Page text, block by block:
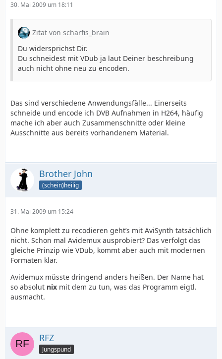
30. Mai 2009 um 18:11
Zitat von scharfis_brain
Du widersprichst Dir.
Du schneidest mit VDub ja laut Deiner beschreibung
auch nicht ohne neu zu encoden.
Das sind verschiedene Anwendungsfälle... Einerseits
schneide und encode ich DVB Aufnahmen in H264, häufig
mache ich aber auch Zusammenschnitte oder kleine
Ausschnitte aus bereits vorhandenem Material.
Brother John
(schein)heilig
31. Mai 2009 um 15:24
Ohne komplett zu recodieren geht’s mit AviSynth tatsächlich
nicht. Schon mal Avidemux ausprobiert? Das verfolgt das
gleiche Prinzip wie VDub, kommt aber auch mit modernen
Formaten klar.
Avidemux müsste dringend anders heißen. Der Name hat
so absolut nix mit dem zu tun, was das Programm eigtl.
ausmacht.
RFZ
Jungspund